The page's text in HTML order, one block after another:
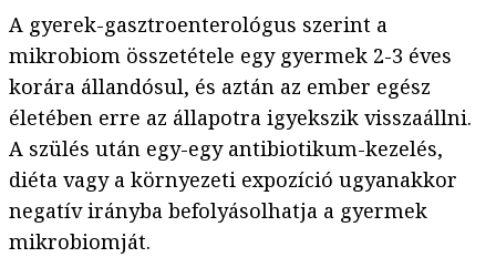
A gyerek-gasztroenterológus szerint a
mikrobiom összetétele egy gyermek 2-3 éves
korára állandósul, és aztán az ember egész
életében erre az állapotra igyekszik visszaállni.
A szülés után egy-egy antibiotikum-kezelés,
diéta vagy a környezeti expozíció ugyanakkor
negatív irányba befolyásolhatja a gyermek
mikrobiomját.